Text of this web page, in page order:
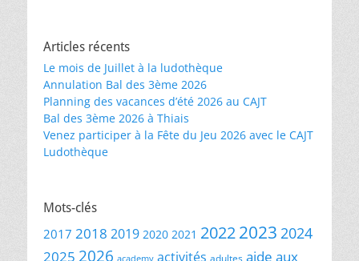
Articles récents
Le mois de Juillet à la ludothèque
Annulation Bal des 3ème 2026
Planning des vacances d’été 2026 au CAJT
Bal des 3ème 2026 à Thiais
Venez participer à la Fête du Jeu 2026 avec le CAJT
Ludothèque
Mots-clés
2017 2018 2019 2020 2021 20222023 2024
2025 2026 activités
aide aux